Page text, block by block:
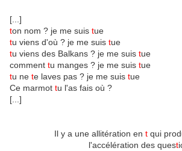
[...]
ton nom ? je me suis tue
tu viens d'où ? je me suis tue
tu viens des Balkans ? je me suis tue
comment tu manges ? je me suis tue
tu ne te laves pas ? je me suis tue
Ce marmot tu l'as fais où ?
[...]
Il y a une allitération en t qui
l'accélération des quest